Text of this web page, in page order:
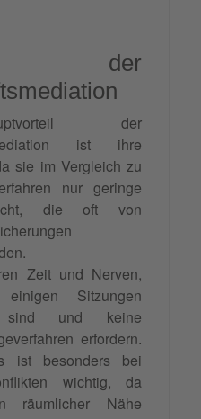
der
der
ist ihre
sie im Vergleich zu
nur geringe
die oft von
Zeit und Nerven,
Sitzungen
sind und keine
erfordern.
ist besonders bei
wichtig, da
räumlicher Nähe